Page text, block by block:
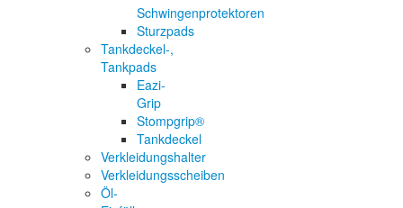
Schwingenprotektoren
Sturzpads
Tankdeckel-,
Tankpads
Eazi-
Grip
Stompgrip®
Tankdeckel
Verkleidungshalter
Verkleidungsscheiben
Öl-